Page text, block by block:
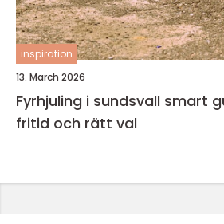
inspiration
13. March 2026
Fyrhjuling i sundsvall smart guide för arbete,
fritid och rätt val